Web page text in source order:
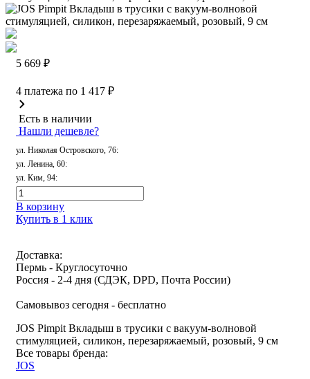
5 669 ₽
4 платежа по 1 417 ₽
Есть в наличии
Нашли дешевле?
ул. Николая Островского, 76:
ул. Ленина, 60:
ул. Ким, 94:
В корзину
Купить в 1 клик
Доставка:
Пермь - Круглосуточно
Россия - 2-4 дня (СДЭК, DPD, Почта России)
Самовывоз сегодня - бесплатно
JOS Pimpit Вкладыш в трусики с вакуум-волновой
стимуляцией, силикон, перезаряжаемый, розовый, 9 см
Все товары бренда:
JOS